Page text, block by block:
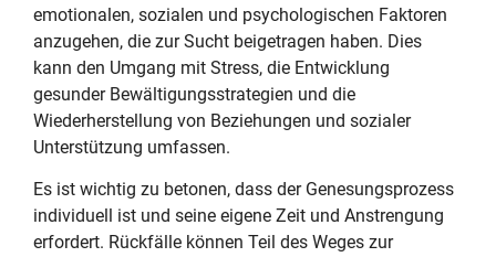
emotionalen, sozialen und psychologischen Faktoren
anzugehen, die zur Sucht beigetragen haben. Dies
kann den Umgang mit Stress, die Entwicklung
gesunder Bewältigungsstrategien und die
Wiederherstellung von Beziehungen und sozialer
Unterstützung umfassen.
Es ist wichtig zu betonen, dass der Genesungsprozess
individuell ist und seine eigene Zeit und Anstrengung
erfordert. Rückfälle können Teil des Weges zur